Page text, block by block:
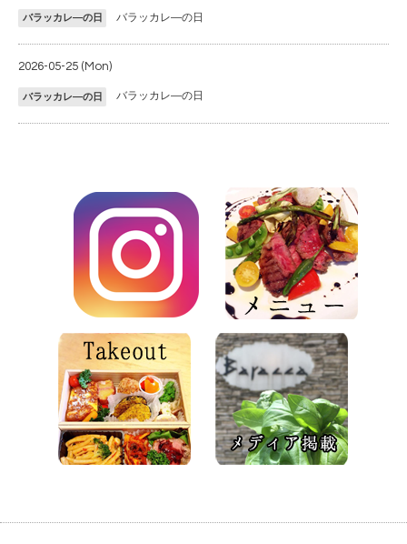
バラッカレ―の日 バラッカレ―の日
2026-05-25 (Mon)
バラッカレ―の日 バラッカレ―の日